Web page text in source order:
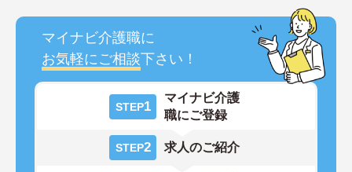
マイナビ介護職に
お気軽にご相談下さい！
STEP1
マイナビ介護
職にご登録
STEP2 求人のご紹介